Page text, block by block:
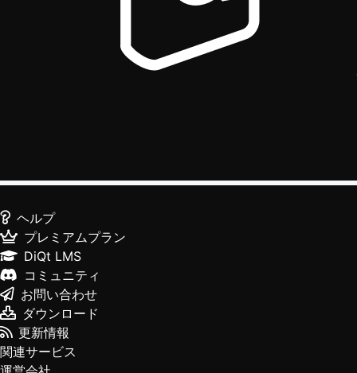
ヘルプ
プレミアムプラン
DiQt LMS
コミュニティ
お問い合わせ
ダウンロード
更新情報
関連サービス